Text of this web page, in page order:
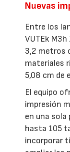
Nuevas
Entre los
VUTEk
3,2 metros
materiales
5,08 cm de
El equipo
impresión
en una sola
hasta 105
incorporar